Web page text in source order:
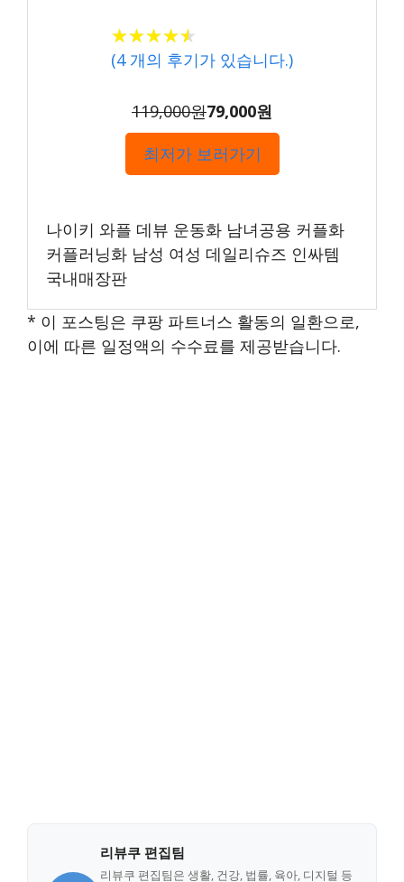
★★★★★
★★★★★
(4개의 후기가 있습니다.)
119,000원79,000원
최저가 보러가기
나이키 와플 데뷰 운동화 남녀공용 커플화
커플러닝화 남성 여성 데일리슈즈 인싸템
국내매장판
* 이 포스팅은 쿠팡 파트너스 활동의 일환으로,
이에 따른 일정액의 수수료를 제공받습니다.
리뷰쿠 편집팀
리뷰쿠 편집팀은 생활, 건강, 법률, 육아, 디지털 등